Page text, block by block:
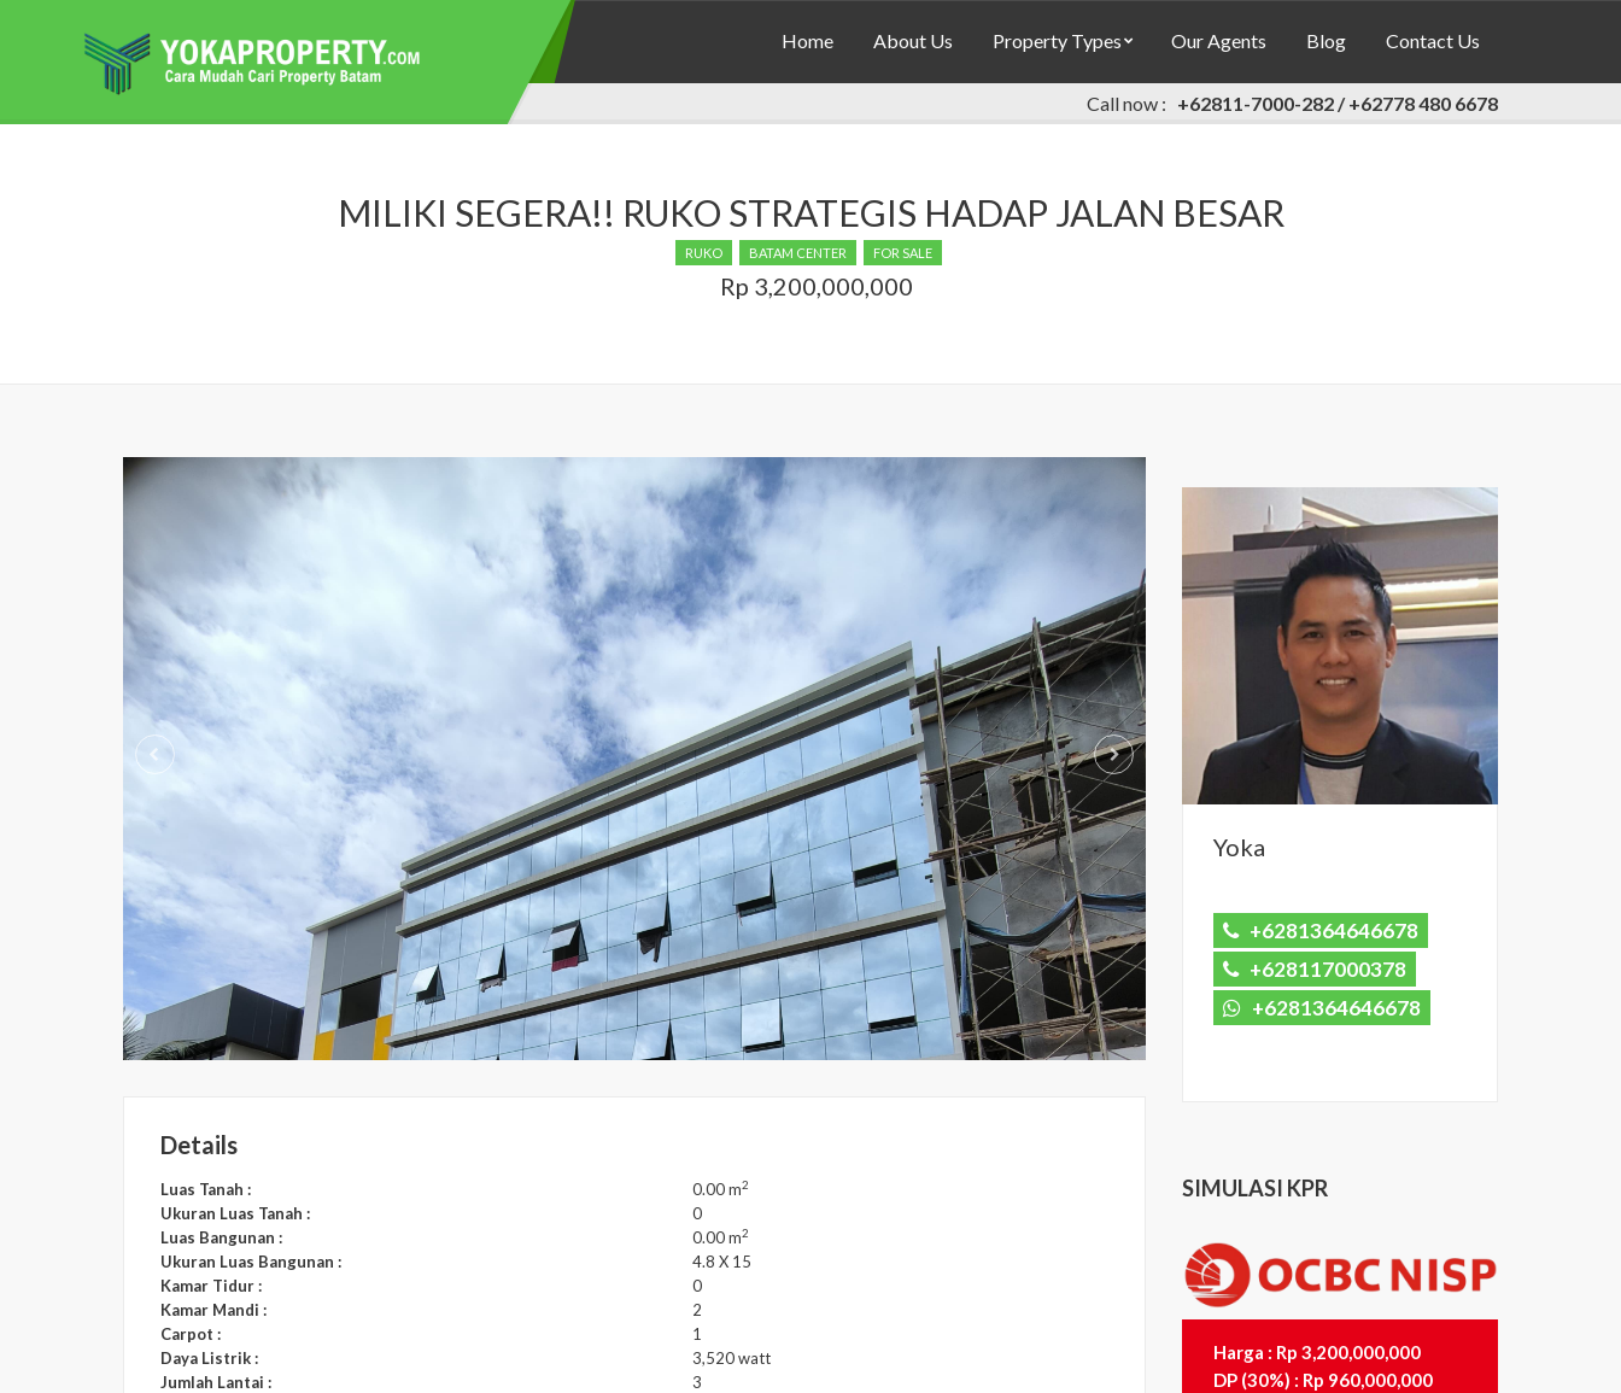
Home About Us Property Types Our Agents Blog Contact Us
Call now : +62811-7000-282 / +62778 480 6678
MILIKI SEGERA!! RUKO STRATEGIS HADAP JALAN BESAR
RUKO BATAM CENTER FOR SALE
Rp 3,200,000,000
Details
Luas Tanah : 0.00 m2
Ukuran Luas Tanah :
0
Luas Bangunan :
0.00 m2
Ukuran Luas Bangunan :
4.8 X 15
Kamar Tidur :
0
Kamar Mandi :
2
Carpot :
1
Daya Listrik :
3,520 watt
Jumlah Lantai :
3
Yoka
+6281364646678
+628117000378
+6281364646678
SIMULASI KPR
Harga : Rp 3,200,000,000
DP (30%) : Rp 960,000,000